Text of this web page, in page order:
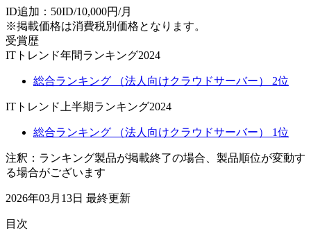
ID追加：50ID/10,000円/月
※掲載価格は消費税別価格となります。
受賞歴
ITトレンド年間ランキング2024
総合ランキング （法人向けクラウドサーバー） 2位
ITトレンド上半期ランキング2024
総合ランキング （法人向けクラウドサーバー） 1位
注釈：ランキング製品が掲載終了の場合、製品順位が変動す
る場合がございます
2026年03月13日 最終更新
目次